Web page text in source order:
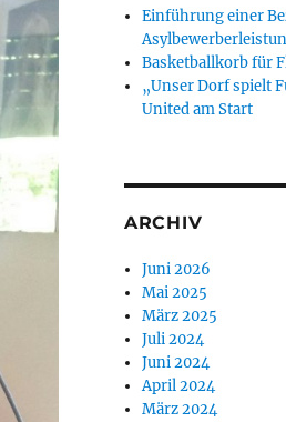
Einführung einer
Basketballkorb für
„Unser Dorf spielt
United am Start
ARCHIV
Juni 2026
Mai 2025
März 2025
Juli 2024
Juni 2024
April 2024
März 2024